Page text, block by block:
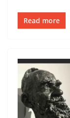
Read more